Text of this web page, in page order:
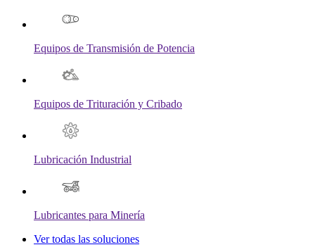
Equipos de Transmisión de Potencia
Equipos de Trituración y Cribado
Lubricación Industrial
Lubricantes para Minería
Ver todas las soluciones